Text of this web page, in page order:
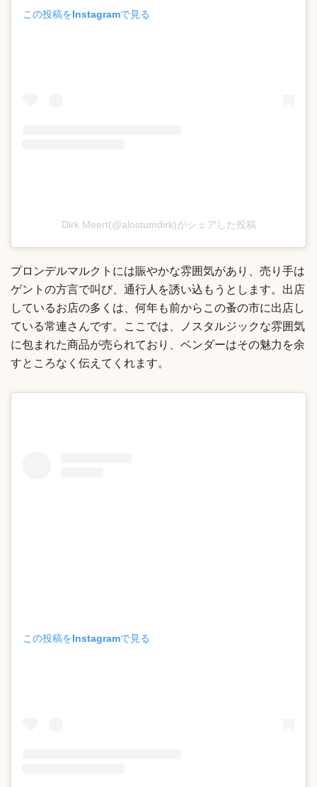
この投稿をInstagramで見る
Dirk Meert(@alostumdirk)がシェアした投稿
プロンデルマルクトには賑やかな雰囲気があり、売り手は
ゲントの方言で叫び、通行人を誘い込もうとします。出店
しているお店の多くは、何年も前からこの蚤の市に出店し
ている常連さんです。ここでは、ノスタルジックな雰囲気
に包まれた商品が売られており、ベンダーはその魅力を余
すところなく伝えてくれます。
この投稿をInstagramで見る